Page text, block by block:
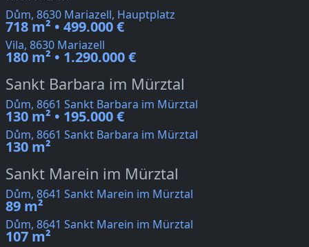
Dům, 8630 Mariazell, Hauptplatz
718 m² • 499.000 €
Vila, 8630 Mariazell
180 m² • 1.290.000 €
Sankt Barbara im Mürztal
Dům, 8661 Sankt Barbara im Mürztal
130 m² • 195.000 €
Dům, 8661 Sankt Barbara im Mürztal
130 m²
Sankt Marein im Mürztal
Dům, 8641 Sankt Marein im Mürztal
89 m²
Dům, 8641 Sankt Marein im Mürztal
107 m²